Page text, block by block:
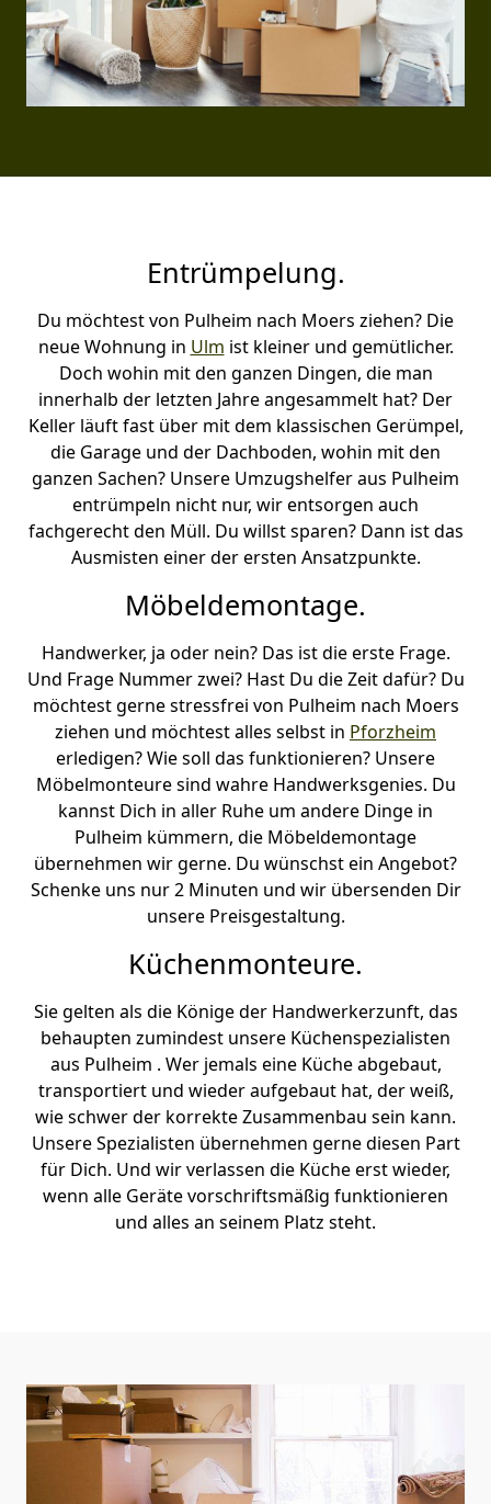
Entrümpelung.
Du möchtest von Pulheim nach Moers ziehen? Die
neue Wohnung in Ulm ist kleiner und gemütlicher.
Doch wohin mit den ganzen Dingen, die man
innerhalb der letzten Jahre angesammelt hat? Der
Keller läuft fast über mit dem klassischen Gerümpel,
die Garage und der Dachboden, wohin mit den
ganzen Sachen? Unsere Umzugshelfer aus Pulheim
entrümpeln nicht nur, wir entsorgen auch
fachgerecht den Müll. Du willst sparen? Dann ist das
Ausmisten einer der ersten Ansatzpunkte.
Möbeldemontage.
Handwerker, ja oder nein? Das ist die erste Frage.
Und Frage Nummer zwei? Hast Du die Zeit dafür? Du
möchtest gerne stressfrei von Pulheim nach Moers
ziehen und möchtest alles selbst in Pforzheim
erledigen? Wie soll das funktionieren? Unsere
Möbelmonteure sind wahre Handwerksgenies. Du
kannst Dich in aller Ruhe um andere Dinge in
Pulheim kümmern, die Möbeldemontage
übernehmen wir gerne. Du wünschst ein Angebot?
Schenke uns nur 2 Minuten und wir übersenden Dir
unsere Preisgestaltung.
Küchenmonteure.
Sie gelten als die Könige der Handwerkerzunft, das
behaupten zumindest unsere Küchenspezialisten
aus Pulheim . Wer jemals eine Küche abgebaut,
transportiert und wieder aufgebaut hat, der weiß,
wie schwer der korrekte Zusammenbau sein kann.
Unsere Spezialisten übernehmen gerne diesen Part
für Dich. Und wir verlassen die Küche erst wieder,
wenn alle Geräte vorschriftsmäßig funktionieren
und alles an seinem Platz steht.